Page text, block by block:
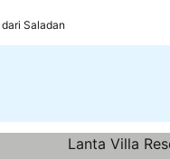
Saladan